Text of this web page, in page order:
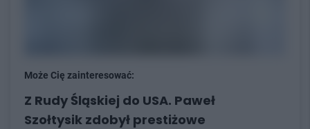
Może Cię zainteresować:
Z Rudy Śląskiej do USA. Paweł
Szołtysik zdobył prestiżowe